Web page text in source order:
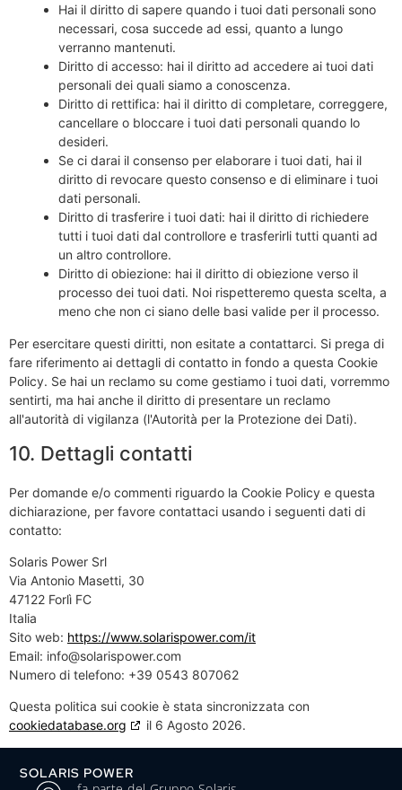
Hai il diritto di sapere quando i tuoi dati personali sono
necessari, cosa succede ad essi, quanto a lungo
verranno mantenuti.
Diritto di accesso: hai il diritto ad accedere ai tuoi dati
personali dei quali siamo a conoscenza.
Diritto di rettifica: hai il diritto di completare, correggere,
cancellare o bloccare i tuoi dati personali quando lo
desideri.
Se ci darai il consenso per elaborare i tuoi dati, hai il
diritto di revocare questo consenso e di eliminare i tuoi
dati personali.
Diritto di trasferire i tuoi dati: hai il diritto di richiedere
tutti i tuoi dati dal controllore e trasferirli tutti quanti ad
un altro controllore.
Diritto di obiezione: hai il diritto di obiezione verso il
processo dei tuoi dati. Noi rispetteremo questa scelta, a
meno che non ci siano delle basi valide per il processo.
Per esercitare questi diritti, non esitate a contattarci. Si prega di
fare riferimento ai dettagli di contatto in fondo a questa Cookie
Policy. Se hai un reclamo su come gestiamo i tuoi dati, vorremmo
sentirti, ma hai anche il diritto di presentare un reclamo
all'autorità di vigilanza (l'Autorità per la Protezione dei Dati).
10. Dettagli contatti
Per domande e/o commenti riguardo la Cookie Policy e questa
dichiarazione, per favore contattaci usando i seguenti dati di
contatto:
Solaris Power Srl
Via Antonio Masetti, 30
47122 Forlì FC
Italia
Sito web: https://www.solarispower.com/it
Email: info@solarispower.com
Numero di telefono: ‭+39 0543 807062‬
Questa politica sui cookie è stata sincronizzata con
cookiedatabase.org
il 6 Agosto 2026.
SOLARIS POWER